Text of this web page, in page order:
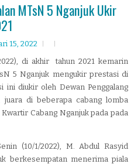
MTsN 5 Nganjuk Ukir
15, 2022
di akhir
tahun 2021 kemarin
5 Nganjuk mengukir prestasi di
ini diukir oleh Dewan Penggalang
di beberapa cabang lomba
Cabang Nganjuk pada pada
(10/1/2022), M. Abdul Rasyid
berkesempatan menerima piala